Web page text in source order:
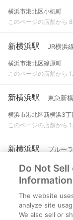
横浜市港北区小机町
このページの店舗から
新横浜駅 JR横浜
横浜市港北区篠原町
このページの店舗から
新横浜駅 東急新
横浜市港北区新横浜3
このページの店舗から
新横浜駅 ブルー
横浜市港北区篠原町
このページの店舗から
北新横浜駅 ブル
横浜市港北区新羽町５
Do Not
Information
The website
analyze site
We also sell or